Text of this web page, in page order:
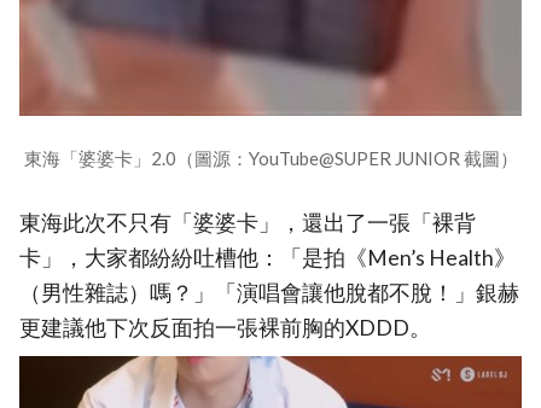
東海「婆婆卡」2.0（圖源：YouTube@SUPER JUNIOR 截圖）
東海此次不只有「婆婆卡」，還出了一張「裸背
卡」，大家都紛紛吐槽他：「是拍《Men’s Health》
（男性雜誌）嗎？」「演唱會讓他脫都不脫！」銀赫
更建議他下次反面拍一張裸前胸的XDDD。